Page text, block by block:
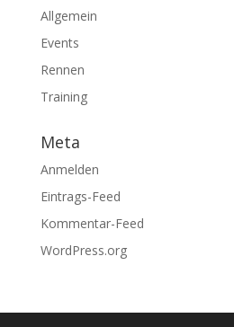
Allgemein
Events
Rennen
Training
Meta
Anmelden
Eintrags-Feed
Kommentar-Feed
WordPress.org